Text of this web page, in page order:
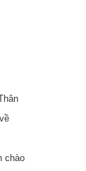
chào